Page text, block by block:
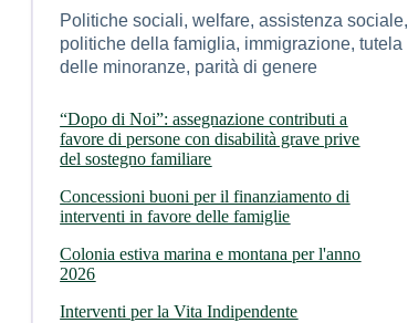
Politiche sociali, welfare, assistenza sociale,
politiche della famiglia, immigrazione, tutela
delle minoranze, parità di genere
“Dopo di Noi”: assegnazione contributi a
favore di persone con disabilità grave prive
del sostegno familiare
Concessioni buoni per il finanziamento di
interventi in favore delle famiglie
Colonia estiva marina e montana per l'anno
2026
Interventi per la Vita Indipendente